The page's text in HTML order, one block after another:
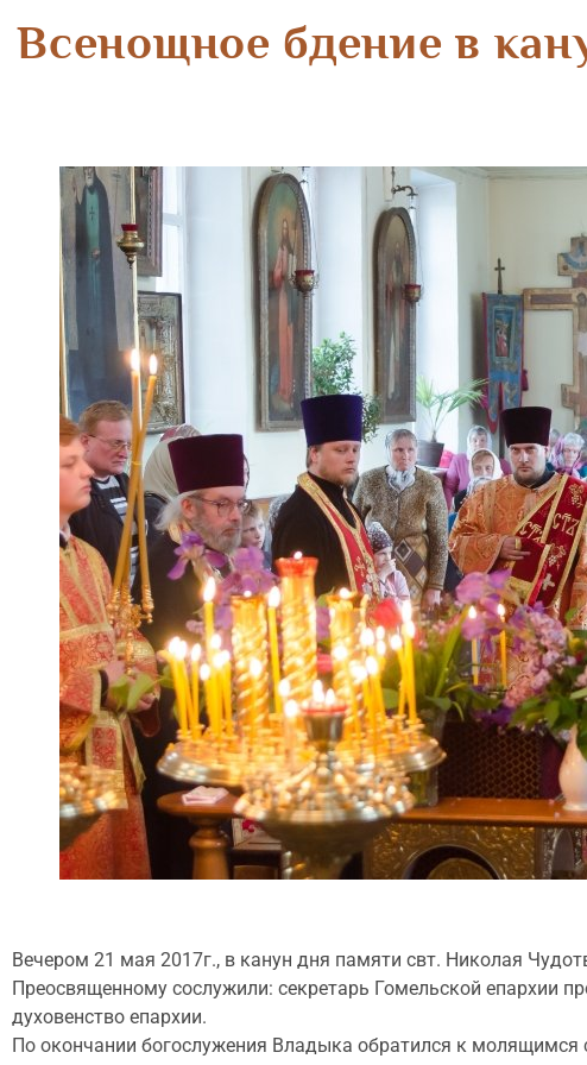
Всенощное бдение в
Вечером 21 мая 2017г., в канун дня памяти свт. Николая
Преосвященному сослужили: секретарь Гомельской епархии
духовенство епархии.
По окончании богослужения Владыка обратился к